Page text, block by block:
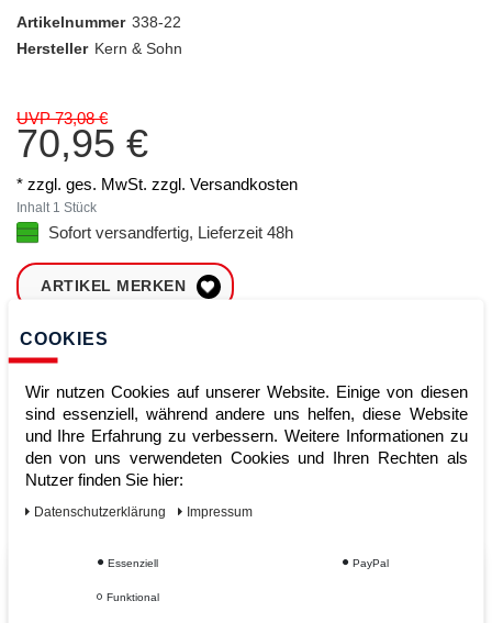
Artikelnummer 338-22
Hersteller Kern & Sohn
UVP 73,08 €
70,95 €
* zzgl. ges. MwSt. zzgl. Versandkosten
Inhalt 1 Stück
Sofort versandfertig, Lieferzeit 48h
ARTIKEL MERKEN
ZUM WARENKORB
Sofort lieferbar
Kauf auf Rechnung
COOKIES
Wir nutzen Cookies auf unserer Website. Einige von diesen
sind essenziell, während andere uns helfen, diese Website
und Ihre Erfahrung zu verbessern. Weitere Informationen zu
den von uns verwendeten Cookies und Ihren Rechten als
Nutzer finden Sie hier:
Daten­schutz­erklärung Impressum
Essenziell PayPal
Funktional